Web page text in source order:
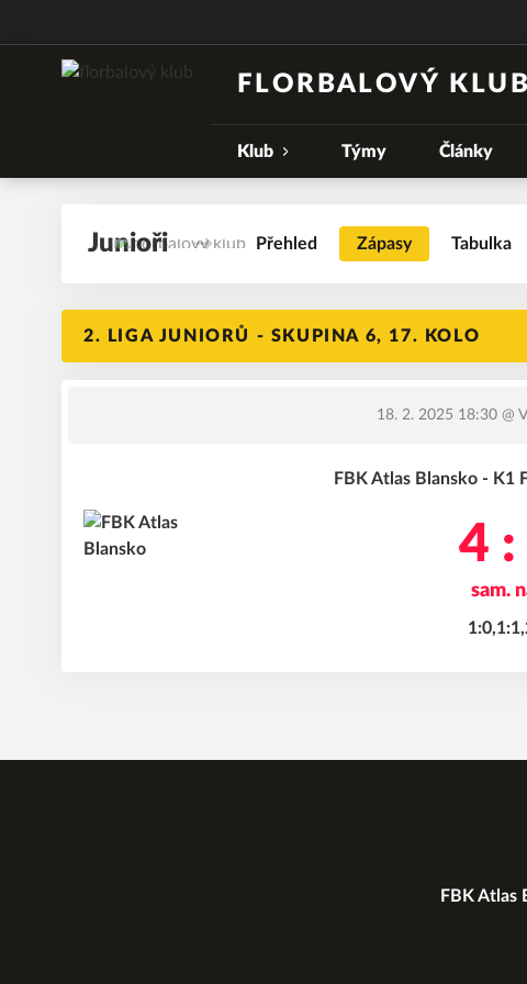
FLORBALOVÝ KLUB
Klub Týmy Články
Junioři Přehled Zápasy Tabulka
2. LIGA JUNIORŮ - SKUPINA 6, 17. KOLO
18. 2. 2025 18:30 @
FBK Atlas Blansko - K1
4 :
sam.
FBK Atlas